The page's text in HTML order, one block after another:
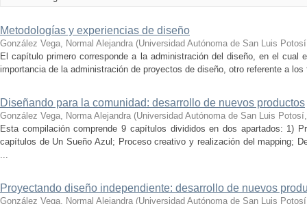
Metodologías y experiencias de diseño
González Vega, Normal Alejandra (Universidad Autónoma de San Luis Potosí
El capítulo primero corresponde a la administración del diseño, en el cual
importancia de la administración de proyectos de diseño, otro referente a
Diseñando para la comunidad: desarrollo de nuevos productos
González Vega, Norma Alejandra (Universidad Autónoma de San Luis Potosí
Esta compilación comprende 9 capítulos divididos en dos apartados: 1)
capítulos de Un Sueño Azul; Proceso creativo y realización del mapping;
...
Proyectando diseño independiente: desarrollo de nuevos
González Vega, Normal Alejandra (Universidad Autónoma de San Luis Potosí­